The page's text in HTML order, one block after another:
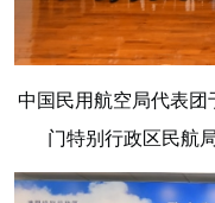
中国民用航空局代表
门特别行政区民航